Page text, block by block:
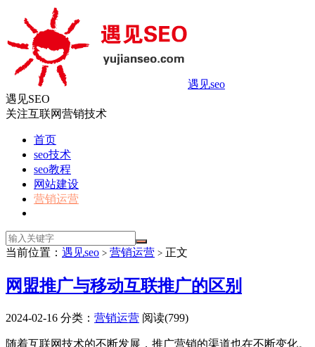
遇见seo
遇见SEO
关注互联网营销技术
首页
seo技术
seo教程
网站建设
营销运营
当前位置： 遇见seo > 营销运营 > 正文
网盟推广与移动互联推广的区别
2024-02-16 分类： 营销运营 阅读(799)
随着互联网技术的不断发展，推广营销的渠道也在不断变化。